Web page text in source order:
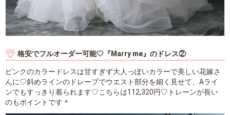
格安でフルオーダー可能♡『Marry me』のドレス②
ピンクのカラードレスは甘すぎず大人っぽいカラーで美しい花嫁さ
んに♡斜めラインのドレープでウエスト部分を細く見せて、Aライ
ンでもすっきり着られます♡こちらは112,320円♡トレーンが長い
のもポイントです＊